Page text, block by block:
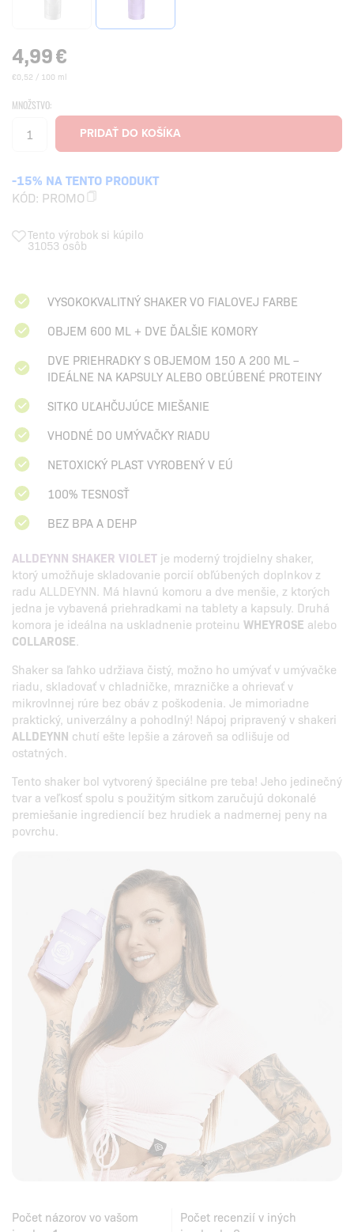
4,99€
€0,52 / 100 ml
MNOŽSTVO:
-15% NA TENTO PRODUKT
KÓD: PROMO
Tento výrobok si kúpilo
31053 osôb
VYSOKOKVALITNÝ SHAKER VO FIALOVEJ FARBE
OBJEM 600 ML + DVE ĎALŠIE KOMORY
DVE PRIEHRADKY S OBJEMOM 150 A 200 ML –
IDEÁLNE NA KAPSULY ALEBO OBĽÚBENÉ PROTEINY
SITKO UĽAHČUJÚCE MIEŠANIE
VHODNÉ DO UMÝVAČKY RIADU
NETOXICKÝ PLAST VYROBENÝ V EÚ
100% TESNOSŤ
BEZ BPA A DEHP
ALLDEYNN SHAKER VIOLET je moderný trojdielny shaker,
ktorý umožňuje skladovanie porcií obľúbených doplnkov z
radu ALLDEYNN. Má hlavnú komoru a dve menšie, z ktorých
jedna je vybavená priehradkami na tablety a kapsuly. Druhá
komora je ideálna na uskladnenie proteinu WHEYROSE alebo
COLLAROSE
Shaker sa ľahko udržiava čistý, možno ho umývať v umývačke
riadu, skladovať v chladničke, mrazničke a ohrievať v
mikrovlnnej rúre bez obáv z poškodenia. Je mimoriadne
praktický, univerzálny a pohodlný! Nápoj pripravený v shakeri
ALLDEYNN chutí ešte lepšie a zároveň sa odlišuje od
ostatných.
Tento shaker bol vytvorený špeciálne pre teba! Jeho jedinečný
tvar a veľkosť spolu s použitým sitkom zaručujú dokonalé
premiešanie ingrediencií bez hrudiek a nadmernej peny na
povrchu.
Počet názorov vo vašom
Počet recenzií v iných